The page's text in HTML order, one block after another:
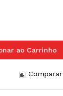
ao Carrinho
Comparar